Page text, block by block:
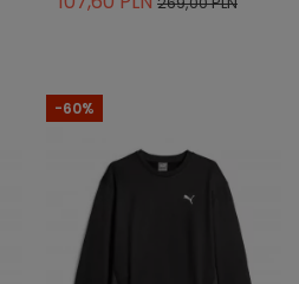
-60%